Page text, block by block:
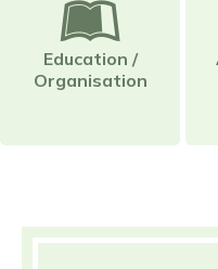
Education /
Organisation